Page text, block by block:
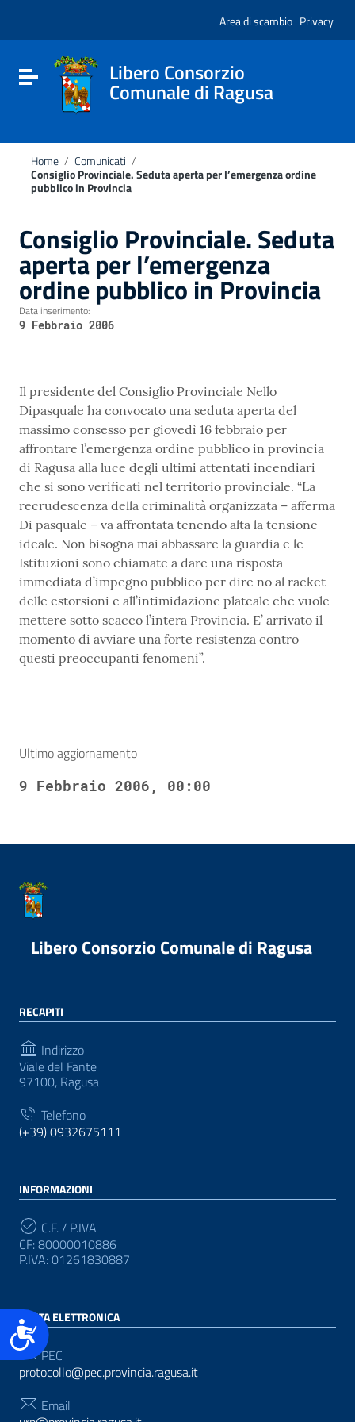
sito
include
Accessibilità
Vai al footer
Area di scambio Privacy
Attiva / disattiva la navigazione
Libero Consorzio
Comunale di Ragusa
Home / Comunicati /
Consiglio Provinciale. Seduta aperta per l’emergenza ordine
pubblico in Provincia
Consiglio Provinciale. Seduta
aperta per l’emergenza
ordine pubblico in Provincia
Data inserimento:
9 Febbraio 2006
Il presidente del Consiglio Provinciale Nello
Dipasquale ha convocato una seduta aperta del
massimo consesso per giovedì 16 febbraio per
affrontare l’emergenza ordine pubblico in provincia
di Ragusa alla luce degli ultimi attentati incendiari
che si sono verificati nel territorio provinciale. “La
recrudescenza della criminalità organizzata – afferma
Di pasquale – va affrontata tenendo alta la tensione
ideale. Non bisogna mai abbassare la guardia e le
Istituzioni sono chiamate a dare una risposta
immediata d’impegno pubblico per dire no al racket
delle estorsioni e all’intimidazione plateale che vuole
mettere sotto scacco l’intera Provincia. E’ arrivato il
momento di avviare una forte resistenza contro
questi preoccupanti fenomeni”.
Ultimo aggiornamento
9 Febbraio 2006, 00:00
Libero Consorzio Comunale di Ragusa
RECAPITI
Indirizzo
Viale del Fante
97100, Ragusa
Telefono
(+39) 0932675111
INFORMAZIONI
C.F. / P.IVA
CF: 80000010886
P.IVA: 01261830887
POSTA ELETTRONICA
PEC
protocollo@pec.provincia.ragusa.it
Email